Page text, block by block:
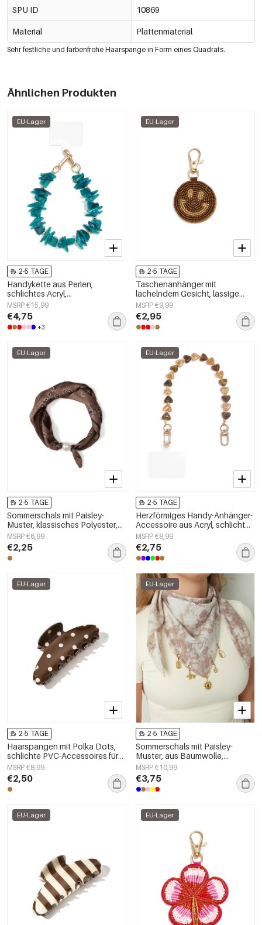
SPU ID 10869
Material Plattenmaterial
Sehr festliche und farbenfrohe Haarspange in Form eines Quadrats.
Ähnlichen Produkten
EU-Lager
2-5 TAGE
Handykette aus Perlen,
schlichtes Acryl,
Alltagsaccessoire
MSRP €15,99
€4,75
+3
EU-Lager
2-5 TAGE
Taschenanhänger mit
lächelndem Gesicht, lässige
Gläser, Alltagsaccessoires
MSRP €9,99
€2,95
EU-Lager
2-5 TAGE
Sommerschals mit Paisley-
Muster, klassisches Polyester,
Alltagsaccessoires
MSRP €6,99
€2,25
EU-Lager
2-5 TAGE
Herzförmiges Handy-Anhänger-
Accessoire aus Acryl, schlicht
und alltagstauglich
MSRP €8,99
€2,75
EU-Lager
2-5 TAGE
Haarspangen mit Polka Dots,
schlichte PVC-Accessoires für
den Alltag
MSRP €8,99
€2,50
EU-Lager
2-5 TAGE
Sommerschals mit Paisley-
Muster, aus Baumwolle,
Urlaubs-Accessoires für jeden
Tag
MSRP €10,99
€3,75
EU-Lager EU-Lager